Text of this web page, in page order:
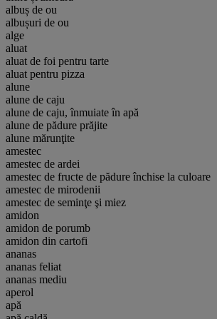
albuș de ou
albușuri de ou
alge
aluat
aluat de foi pentru tarte
aluat pentru pizza
alune
alune de caju
alune de caju, înmuiate în apă
alune de pădure prăjite
alune mărunţite
amestec
amestec de ardei
amestec de fructe de pădure închise la culoare
amestec de mirodenii
amestec de seminţe şi miez
amidon
amidon de porumb
amidon din cartofi
ananas
ananas feliat
ananas mediu
aperol
apă